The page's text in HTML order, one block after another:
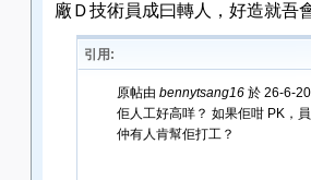
廠Ｄ技術員成曰轉人，好造就吾
引用:
原帖由 bennytsang16於 26-6-
佢人工好高咩？ 如果佢咁 PK，
仲有人肯幫佢打工？